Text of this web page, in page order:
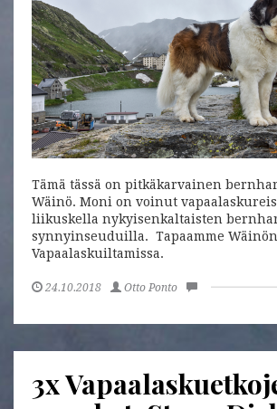
Tämä tässä on pitkäkarvainen
Wäinö. Moni on voinut
liikuskella nykyisenkaltaisten
synnyinseuduilla. Tapaamme
Vapaalaskuiltamissa.
24.10.2018 Otto Ponto
3x